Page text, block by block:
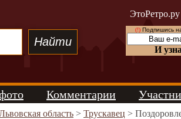
(!)Подпишись
И
Комментарии
область > Трускавец >